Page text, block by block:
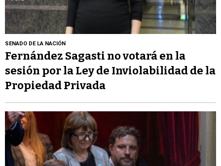
SENADO DE LA NACIÓN
Fernández Sagasti no votará en la
sesión por la Ley de Inviolabilidad de la
Propiedad Privada